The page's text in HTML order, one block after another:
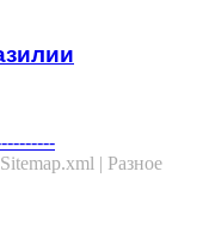
Sitemap.xml | Разное